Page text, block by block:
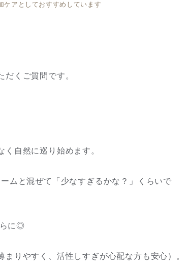
アとしておすすめしています
くご質問です。
自然に巡り始めます。
ムと混ぜて「少なすぎるかな？」くらいで
らに◎
りやすく、活性しすぎが心配な方も安心）。